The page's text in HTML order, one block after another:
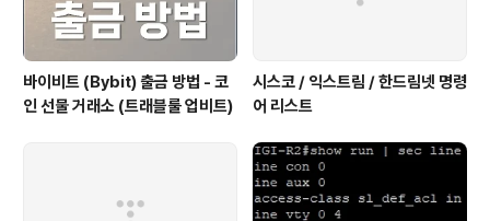
바이비트 (Bybit) 출금 방법 - 코
인 선물 거래소 (트래블룰 업비트)
시스코 / 익스트림 / 한드림넷 명령
어 리스트